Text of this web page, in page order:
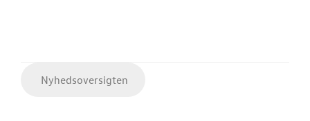
Nyhedsoversigten